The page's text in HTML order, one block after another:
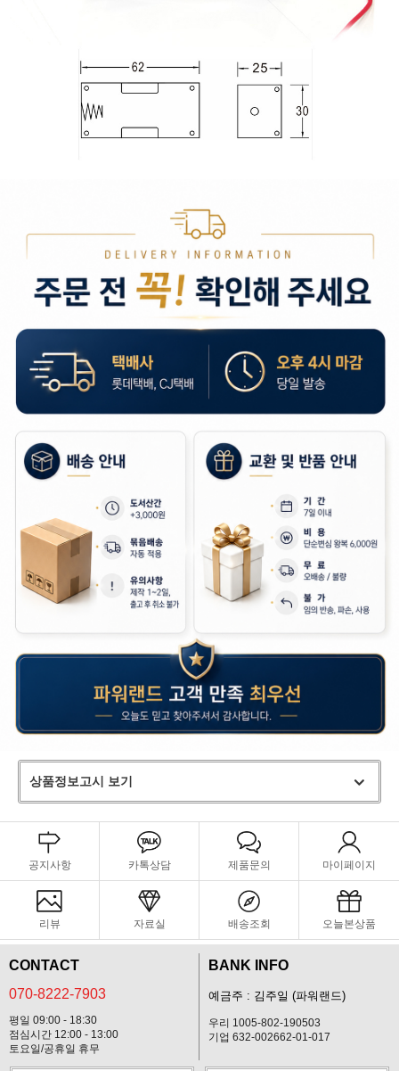
상품정보고시 보기
공지사항 카톡상담 제품문의 마이페이지
리뷰 자료실 배송조회 오늘본상품
CONTACT
070-8222-7903
평일 09:00 - 18:30
점심시간 12:00 - 13:00
토요일/공휴일 휴무
BANK INFO
예금주 : 김주일 (파워랜드)
우리 1005-802-190503
기업 632-002662-01-017